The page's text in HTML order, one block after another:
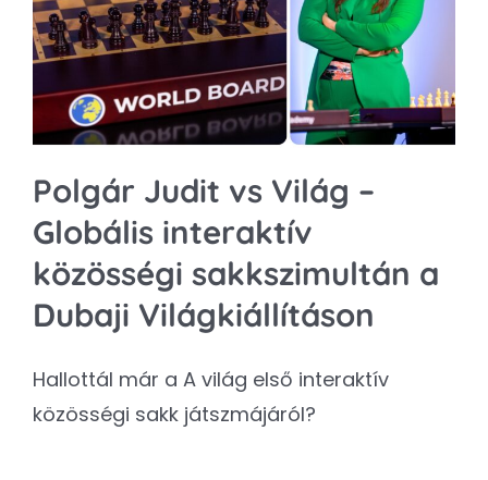
Kapcsolat
SEARCH
FOR:
Polgár Judit vs Világ –
Globális interaktív
közösségi sakkszimultán a
Dubaji Világkiállításon
Hallottál már a A világ első interaktív
közösségi sakk játszmájáról?